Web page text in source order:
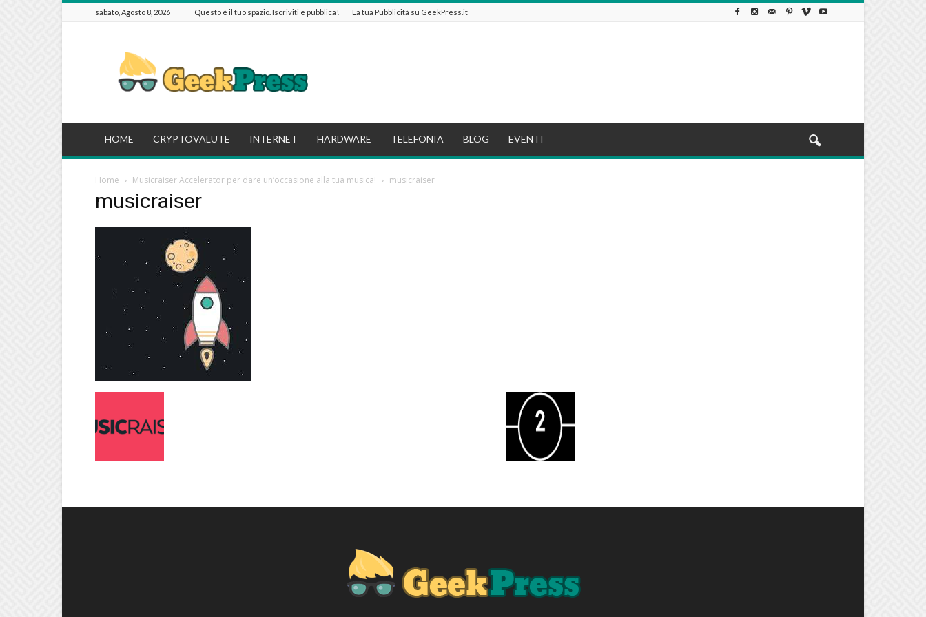
sabato, Agosto 8, 2026 Questo è il tuo spazio. Iscriviti e pubblica! La tua Pubblicità su GeekPress.it
HOME CRYPTOVALUTE INTERNET HARDWARE TELEFONIA BLOG EVENTI
Home Musicraiser Accelerator per dare un’occasione alla tua musica! musicraiser
musicraiser